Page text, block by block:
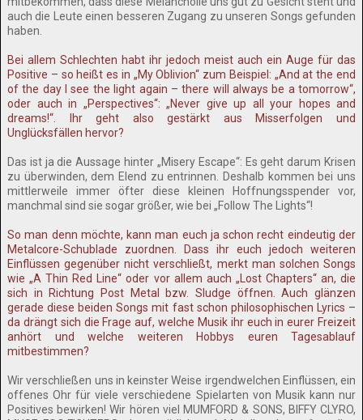
auch die Leute einen besseren Zugang zu unseren Songs gefunden
haben.
Bei allem Schlechten habt ihr jedoch meist auch ein Auge für das
Positive – so heißt es in „My Oblivion“ zum Beispiel: „And at the end
of the day I see the light again – there will always be a tomorrow“,
oder auch in „Perspectives“: „Never give up all your hopes and
dreams!“. Ihr geht also gestärkt aus Misserfolgen und
Unglücksfällen hervor?
Das ist ja die Aussage hinter „Misery Escape“: Es geht darum Krisen
zu überwinden, dem Elend zu entrinnen. Deshalb kommen bei uns
mittlerweile immer öfter diese kleinen Hoffnungsspender vor,
manchmal sind sie sogar größer, wie bei „Follow The Lights“!
So man denn möchte, kann man euch ja schon recht eindeutig der
Metalcore-Schublade zuordnen. Dass ihr euch jedoch weiteren
Einflüssen gegenüber nicht verschließt, merkt man solchen Songs
wie „A Thin Red Line“ oder vor allem auch „Lost Chapters“ an, die
sich in Richtung Post Metal bzw. Sludge öffnen. Auch glänzen
gerade diese beiden Songs mit fast schon philosophischen Lyrics –
da drängt sich die Frage auf, welche Musik ihr euch in eurer Freizeit
anhört und welche weiteren Hobbys euren Tagesablauf
mitbestimmen?
Wir verschließen uns in keinster Weise irgendwelchen Einflüssen, ein
offenes Ohr für viele verschiedene Spielarten von Musik kann nur
Positives bewirken! Wir hören viel MUMFORD & SONS, BIFFY CLYRO,